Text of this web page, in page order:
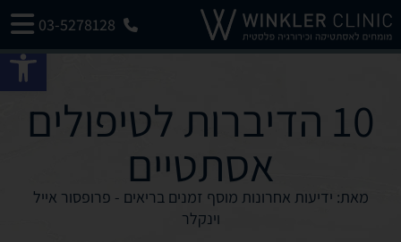
03-5278128
10 הדיברות לטיפולים
אסתטיים
מאת: ידיעות אחרונות מוסף זמנים בריאים - פרופסור אייל
וינקלר